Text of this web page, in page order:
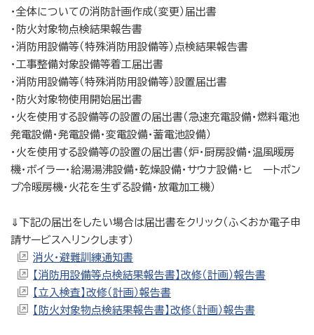
・全体についての消防計画作成（変更）届出書
・防火対象物点検結果報告書
・消防用設備等（特殊消防用設備等）点検結果報告書
・工事整備対象設備等着工届出書
・消防用設備等（特殊消防用設備等）設置届出書
・防火対象物使用開始届出書
・火を使用する設備等の設置の届出書（急速充電設備・燃料電池
発電設備・発電設備・変電設備・蓄電池設備）
・火を使用する設備等の設置の届出書（炉・厨房設備・温風暖房
機・ボイラー・給湯湯沸設備・乾燥設備・サウナ設備・ヒ ートポン
プ冷暖房機・火花を生ずる設備・放電加工機）
⇓下記の届出をしたい場合は届出書をクリック（ふくおか電子申
請サービスへリンクします）
消火・避難訓練通知書
【消防用設備等点検結果報告書】改修（計画）報告書
【立入検査】改修（計画）報告書
【防火対象物点検結果報告書】改修（計画）報告書